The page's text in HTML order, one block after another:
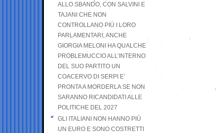
ALLO SBANDO, CON SALVINI E
TAJANI CHE NON
CONTROLLANO PIÙ I LORO
PARLAMENTARI, ANCHE
GIORGIA MELONI HA QUALCHE
PROBLEMUCCIO ALL’INTERNO
DEL SUO PARTITO UN
COACERVO DI SERPI E’
PRONTA A MORDERLA SE NON
SARANNO RICANDIDATI ALLE
POLITICHE DEL 2027
GLI ITALIANI NON HANNO PIÙ
UN EURO E SONO COSTRETTI